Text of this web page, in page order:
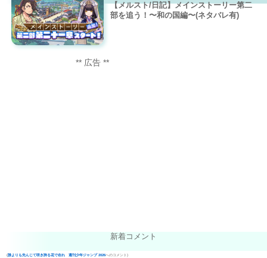
【メルスト/日記】メインストーリー第二
部を追う！〜和の国編〜(ネタバレ有)
** 広告 **
新着コメント
(誰よりも先んじて咲き誇る花で在れ 週刊少年ジャンプ 2026へのコメント)